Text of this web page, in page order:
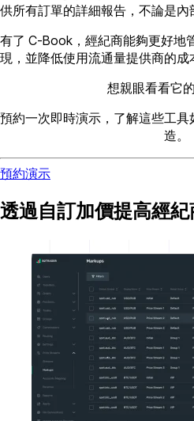
供所有訂單的詳細報告，不論是內
有了 C-Book，經紀商能夠更好地
現，並降低使用流通量提供商的成
想親眼看看它
預約一次即時演示，了解這些工
造。
預約演示
透過自訂加價提高經